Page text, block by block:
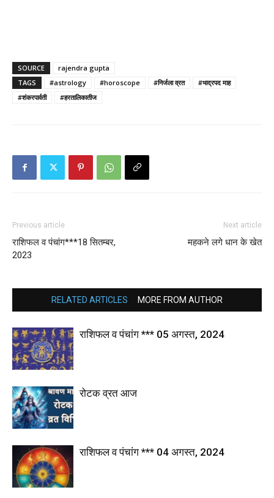
SOURCE
rajendra gupta
TAGS
#astrology #horoscope #निर्जला व्रत
#भाद्रपद माह
#शंकरपार्वती
#हरतालिकातीज
Previous article
राशिफल व पंचांग***18 सितम्बर,
2023
Next article
महकने लगे धान के खेत
RELATED ARTICLES MORE FROM AUTHOR
राशिफल व पंचांग *** 05 अगस्त, 2024
रोटक व्रत आज
राशिफल व पंचांग *** 04 अगस्त, 2024